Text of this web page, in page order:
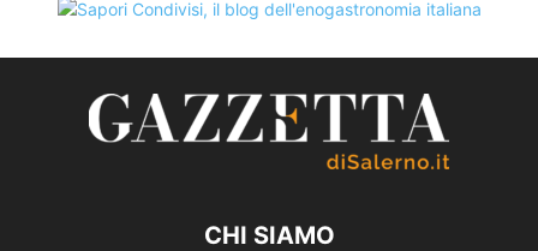
CHI SIAMO